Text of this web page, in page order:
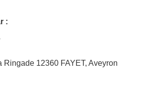
:
Ringade 12360 FAYET, Aveyron